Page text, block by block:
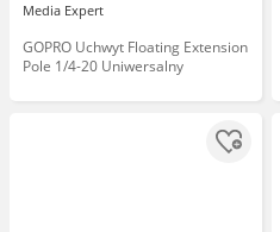
Media Expert
GOPRO Uchwyt Floating Extension
Pole 1/4-20 Uniwersalny